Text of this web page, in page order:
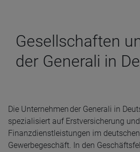
Gesell­schaf­ten
der Gene­rali in
Die Unternehmen der Generali in
spezialisiert auf Erstversicherung
Finanzdienstleistungen im
Gewerbegeschäft. In den